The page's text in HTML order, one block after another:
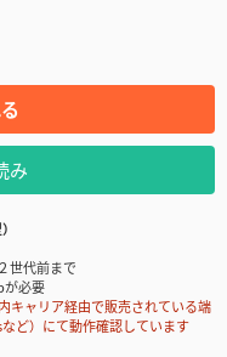
み
世代前まで
が必要
ャリア経由で販売されている端
ど）にて動作確認しています